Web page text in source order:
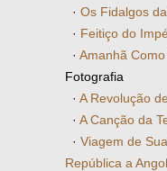
· Os Fidalgos
· Feitiço do
· Amanhã
Fotografia
· A Revolução
· A Canção da
· Viagem de
República a